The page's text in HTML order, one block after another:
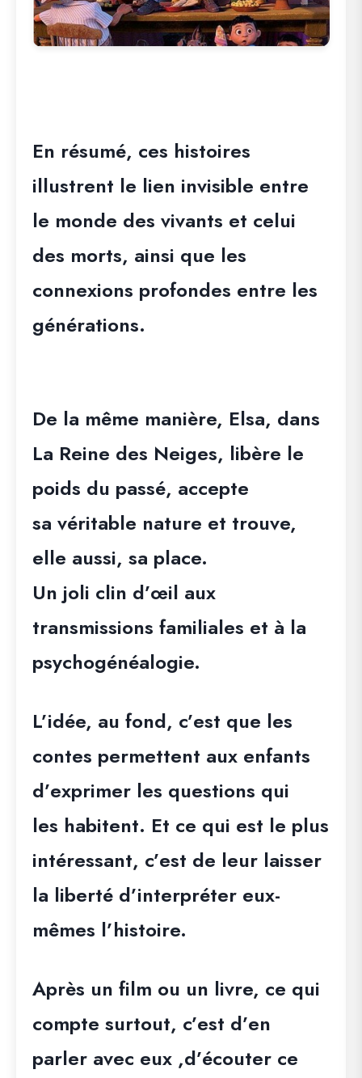
En résumé, ces histoires
illustrent le lien invisible entre
le monde des vivants et celui
des morts, ainsi que les
connexions profondes entre les
générations.
De la même manière, Elsa, dans
La Reine des Neiges, libère le
poids du passé, accepte
sa véritable nature et trouve,
elle aussi, sa place.
Un joli clin d’œil aux
transmissions familiales et à la
psychogénéalogie.
L’idée, au fond, c’est que les
contes permettent aux enfants
d’exprimer les questions qui
les habitent. Et ce qui est le plus
intéressant, c’est de leur laisser
la liberté d’interpréter eux-
mêmes l’histoire.
Après un film ou un livre, ce qui
compte surtout, c’est d’en
parler avec eux ,d’écouter ce